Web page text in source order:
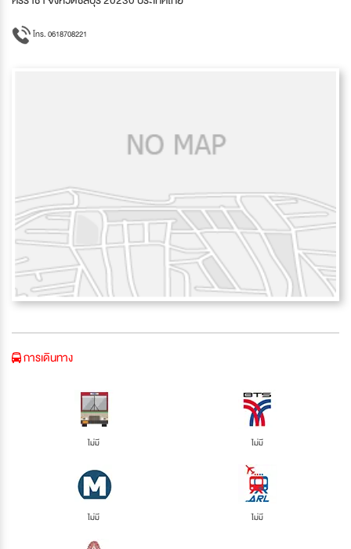
โทร. 0618708221
การเดินทาง
ไม่มี ไม่มี
ไม่มี ไม่มี